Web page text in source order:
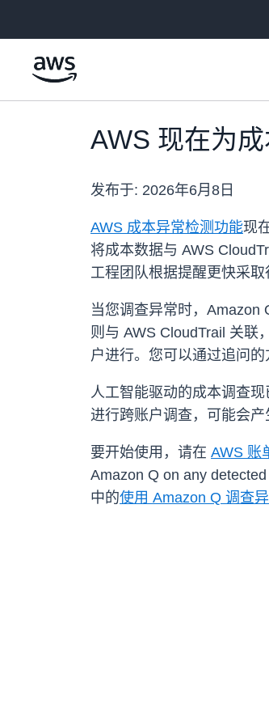
AWS 现在为
发布于: 2026年6月8日
AWS 成本异常检测功能现
将成本数据与 AWS
工程团队根据提醒更快采取
当您调查异常时，Amazon
则与 AWS CloudTrail 关联
户进行。您可以通过追问
人工智能驱动的成本调查
进行跨账户调查，可能会
要开始使用，请在 AWS 账
Amazon Q on any
中的使用 Amazon Q 调查